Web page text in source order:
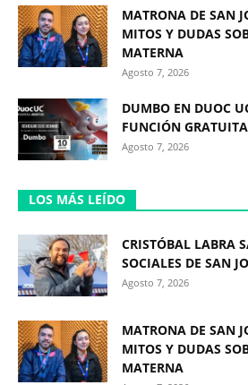
MATRONA DE SAN
MITOS Y DUDAS
MATERNA
Agosto 7, 2026
DUMBO EN DUOC
FUNCIÓN
Agosto 7, 2026
LOS MÁS LEÍDO
CRISTÓBAL LABRA
SOCIALES DE SAN
Agosto 7, 2026
MATRONA DE SAN
MITOS Y DUDAS
MATERNA